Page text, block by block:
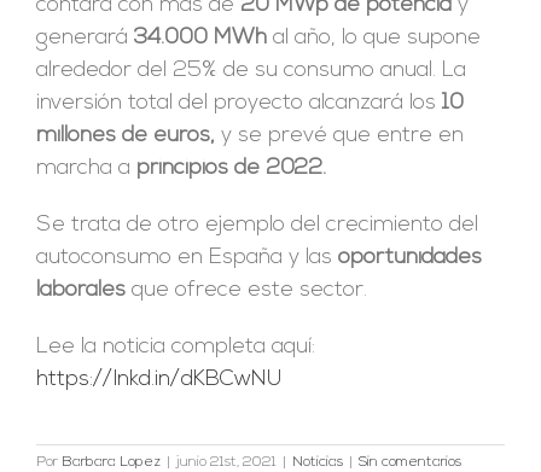
contará con más de 20 MWp de potenciay
generará 34.000 MWhal año, lo que supone
alrededor del 25% de su consumo anual. La
inversión total del proyecto alcanzará los 10
millones de euros, y se prevé que entre en
marcha a principios de 2022.
Se trata de otro ejemplo del crecimiento del
autoconsumo en España y las oportunidades
laboralesque ofrece este sector.
Lee la noticia completa aquí:
https://lnkd.in/dKBCwNU
Por Barbara Lopez junio 21st, 2021 Noticias Sin comentarios